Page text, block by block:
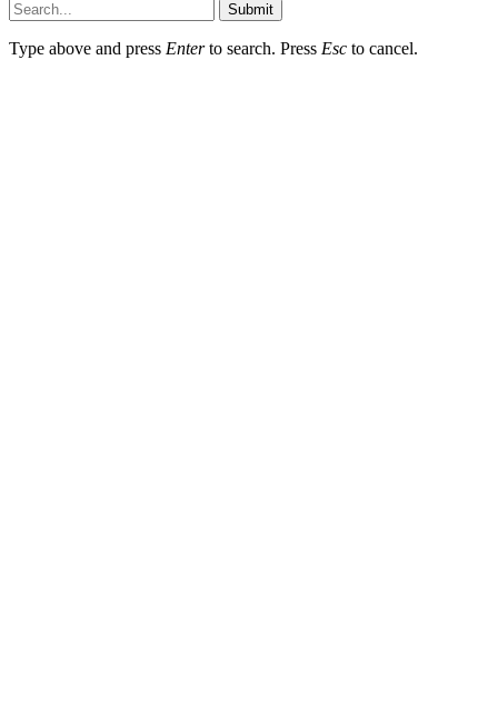
Submit
Type above and press Enterto search. Press Esc to cancel.